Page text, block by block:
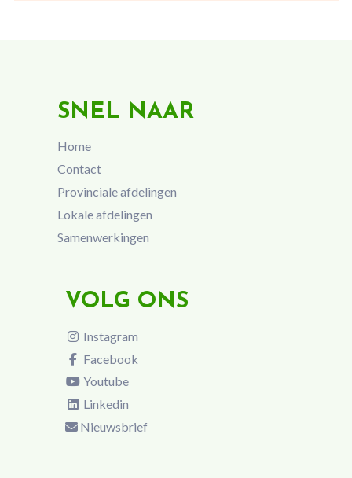
SNEL NAAR
Home
Contact
Provinciale afdelingen
Lokale afdelingen
Samenwerkingen
VOLG ONS
Instagram
Facebook
Youtube
Linkedin
Nieuwsbrief